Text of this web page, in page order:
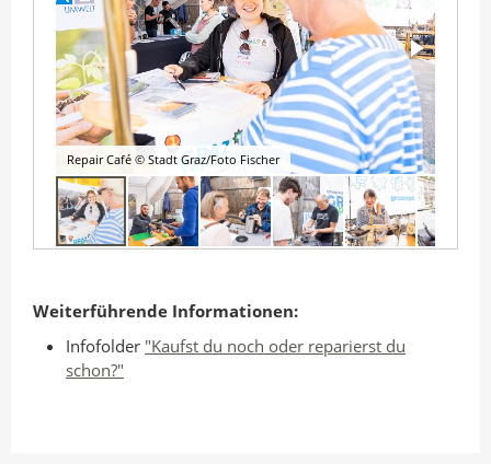
Repair Café © Stadt Graz/Foto Fischer
Weiterführende Informationen:
Infofolder "Kaufst du noch oder reparierst du
schon?"